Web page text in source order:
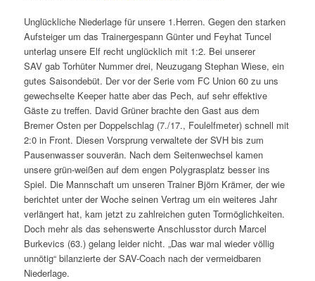
Unglückliche Niederlage für unsere 1.Herren. Gegen den starken
Aufsteiger um das Trainergespann Günter und Feyhat Tuncel
unterlag unsere Elf recht unglücklich mit 1:2. Bei unserer
SAV gab Torhüter Nummer drei, Neuzugang Stephan Wiese, ein
gutes Saisondebüt. Der vor der Serie vom FC Union 60 zu uns
gewechselte Keeper hatte aber das Pech, auf sehr effektive
Gäste zu treffen. David Grüner brachte den Gast aus dem
Bremer Osten per Doppelschlag (7./17., Foulelfmeter) schnell mit
2:0 in Front. Diesen Vorsprung verwaltete der SVH bis zum
Pausenwasser souverän. Nach dem Seitenwechsel kamen
unsere grün-weißen auf dem engen Polygrasplatz besser ins
Spiel. Die Mannschaft um unseren Trainer Björn Krämer, der wie
berichtet unter der Woche seinen Vertrag um ein weiteres Jahr
verlängert hat, kam jetzt zu zahlreichen guten Tormöglichkeiten.
Doch mehr als das sehenswerte Anschlusstor durch Marcel
Burkevics (63.) gelang leider nicht. „Das war mal wieder völlig
unnötig“ bilanzierte der SAV-Coach nach der vermeidbaren
Niederlage.